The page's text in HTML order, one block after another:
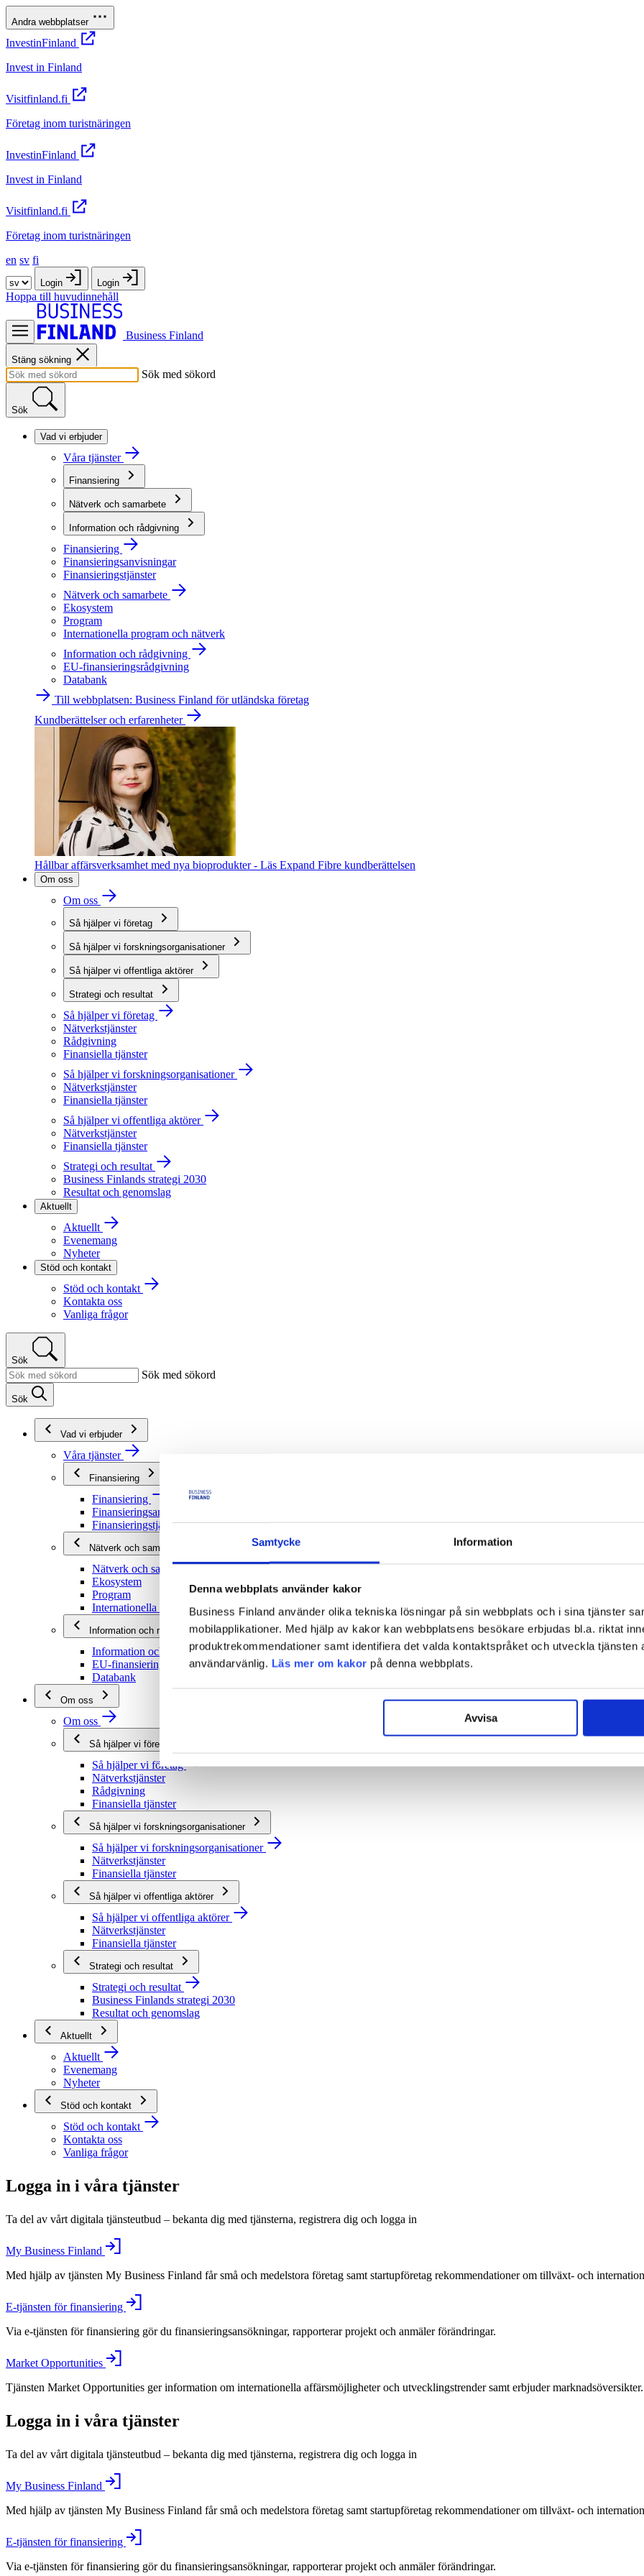
Samtycke Information
Denna webbplats använder kakor
Business Finland använder olika tekniska lösningar på sin webbplats och i sina tjänster
mobilapplikationer. Med hjälp av kakor kan webbplatsens besökare erbjudas bl.a. riktat
produktrekommendationer samt identifiera det valda kontaktspråket och utveckla tjänsten
användarvänlig. Läs mer om kakor på denna webbplats.
Avvisa
Andra webbplatser
InvestinFinland
Invest in Finland
Visitfinland.fi
Företag inom turistnäringen
InvestinFinland
Invest in Finland
Visitfinland.fi
Företag inom turistnäringen
en sv fi
Login Login
Hoppa till huvudinnehåll
Business Finland
Stäng sökning
Sök med sökord
Sök
Vad vi erbjuder
Våra tjänster
Finansiering
Nätverk och samarbete
Information och rådgivning
Finansiering
Finansieringsanvisningar
Finansieringstjänster
Nätverk och samarbete
Ekosystem
Program
Internationella program och nätverk
Information och rådgivning
EU-finansieringsrådgivning
Databank
Till webbplatsen: Business Finland för utländska företag
Kundberättelser och erfarenheter
Hållbar affärsverksamhet med nya bioprodukter - Läs Expand Fibre kundberättelsen
Om oss
Om oss
Så hjälper vi företag
Så hjälper vi forskningsorganisationer
Så hjälper vi offentliga aktörer
Strategi och resultat
Så hjälper vi företag
Nätverkstjänster
Rådgivning
Finansiella tjänster
Så hjälper vi forskningsorganisationer
Nätverkstjänster
Finansiella tjänster
Så hjälper vi offentliga aktörer
Nätverkstjänster
Finansiella tjänster
Strategi och resultat
Business Finlands strategi 2030
Resultat och genomslag
Aktuellt
Aktuellt
Evenemang
Nyheter
Stöd och kontakt
Stöd och kontakt
Kontakta oss
Vanliga frågor
Sök
Sök med sökord
Sök
Vad vi erbjuder
Våra tjänster
Finansiering
Finansiering
Finansieringsanvisningar
Finansieringstjänster
Nätverk och samarbete
Nätverk och samarbete
Ekosystem
Program
Internationella program och nätverk
Information och rådgivning
Information och rådgivning
EU-finansieringsrådgivning
Databank
Om oss
Om oss
Så hjälper vi företag
Så hjälper vi företag
Nätverkstjänster
Rådgivning
Finansiella tjänster
Så hjälper vi forskningsorganisationer
Så hjälper vi forskningsorganisationer
Nätverkstjänster
Finansiella tjänster
Så hjälper vi offentliga aktörer
Så hjälper vi offentliga aktörer
Nätverkstjänster
Finansiella tjänster
Strategi och resultat
Strategi och resultat
Business Finlands strategi 2030
Resultat och genomslag
Aktuellt
Aktuellt
Evenemang
Nyheter
Stöd och kontakt
Stöd och kontakt
Kontakta oss
Vanliga frågor
Logga in i våra tjänster
Ta del av vårt digitala tjänsteutbud – bekanta dig med tjänsterna, registrera dig och logga in
My Business Finland
Med hjälp av tjänsten My Business Finland får små och medelstora företag samt startupföretag rekommendationer om tillväxt- och
E-tjänsten för finansiering
Via e-tjänsten för finansiering gör du finansieringsansökningar, rapporterar projekt och anmäler förändringar.
Market Opportunities
Tjänsten Market Opportunities ger information om internationella affärsmöjligheter och utvecklingstrender samt erbjuder marknadsöversikter.
Logga in i våra tjänster
Ta del av vårt digitala tjänsteutbud – bekanta dig med tjänsterna, registrera dig och logga in
My Business Finland
Med hjälp av tjänsten My Business Finland får små och medelstora företag samt startupföretag rekommendationer om tillväxt- och
E-tjänsten för finansiering
Via e-tjänsten för finansiering gör du finansieringsansökningar, rapporterar projekt och anmäler förändringar.